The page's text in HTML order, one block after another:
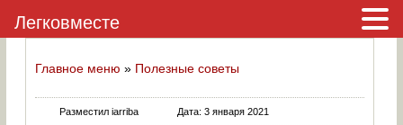
Главное меню » Полезные советы
Разместил iarriba Дата: 3 января 2021
Легковместе